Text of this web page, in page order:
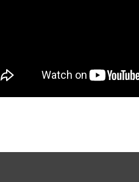
Prezentácia na stiahnutie